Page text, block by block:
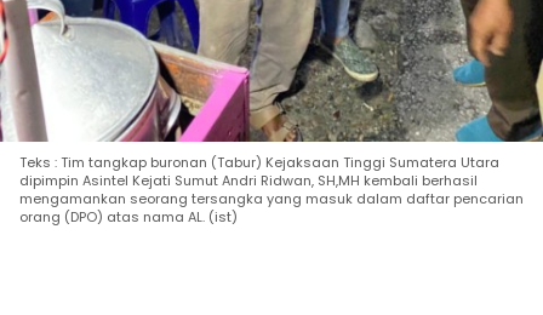
Teks : Tim tangkap buronan (Tabur) Kejaksaan Tinggi Sumatera Utara
dipimpin Asintel Kejati Sumut Andri Ridwan, SH,MH kembali berhasil
mengamankan seorang tersangka yang masuk dalam daftar pencarian
orang (DPO) atas nama AL. (ist)